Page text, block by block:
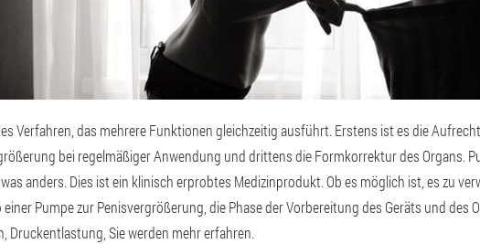
Verfahren, das mehrere Funktionen gleichzeitig ausführt. Erstens ist es die
bei regelmäßiger Anwendung und drittens die Formkorrektur des Organs.
anders. Dies ist ein klinisch erprobtes Medizinprodukt. Ob es möglich ist, es zu
Pumpe zur Penisvergrößerung, die Phase der Vorbereitung des Geräts und des
Druckentlastung, Sie werden mehr erfahren.